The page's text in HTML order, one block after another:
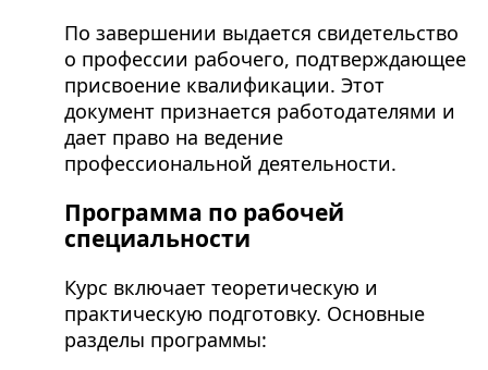
По завершении выдается свидетельство
о профессии рабочего, подтверждающее
присвоение квалификации. Этот
документ признается работодателями и
дает право на ведение
профессиональной деятельности.
Программа по рабочей
специальности
Курс включает теоретическую и
практическую подготовку. Основные
разделы программы: